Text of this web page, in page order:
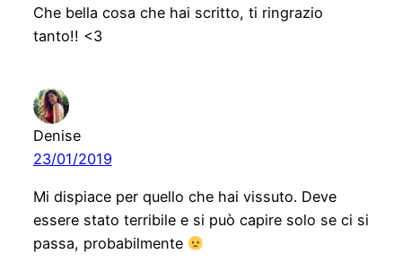
Che bella cosa che hai scritto, ti ringrazio
tanto!! <3
Denise
23/01/2019
Mi dispiace per quello che hai vissuto. Deve
essere stato terribile e si può capire solo se ci si
passa, probabilmente